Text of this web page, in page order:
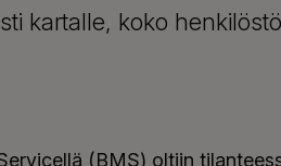
kartalle, koko
(BMS) oltiin